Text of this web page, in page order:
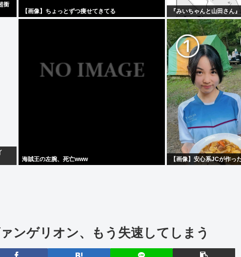
衝
【画像】ちょっとずつ痩せてきてる 『みいちゃんと山田さん
海賊王の左腕、死亡www 【画像】安心系JCが作っ
ンゲリオン、もう失速してしまう